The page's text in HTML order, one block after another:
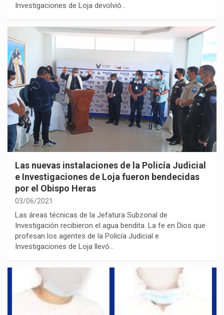
Investigaciones de Loja devolvió…
Las nuevas instalaciones de la Policía Judicial
e Investigaciones de Loja fueron bendecidas
por el Obispo Heras
03/06/2021
Las áreas técnicas de la Jefatura Subzonal de
Investigación recibieron el agua bendita. La fe en Dios que
profesan los agentes de la Policía Judicial e
Investigaciones de Loja llevó…